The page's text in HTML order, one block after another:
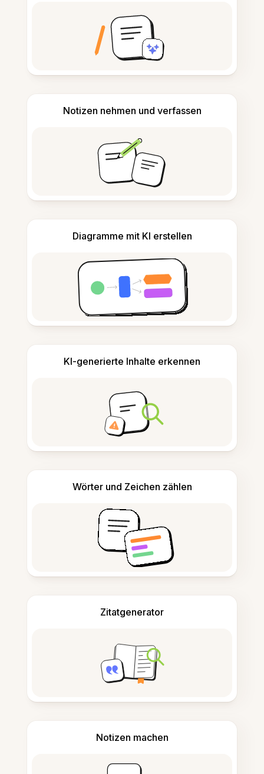
Notizen nehmen und verfassen
Diagramme mit KI erstellen
KI-generierte Inhalte erkennen
Wörter und Zeichen zählen
Zitatgenerator
Notizen machen